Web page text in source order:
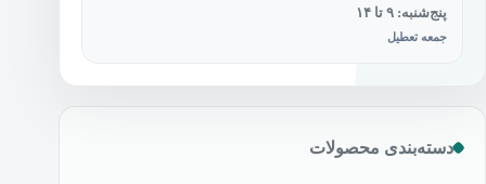
پنج‌شنبه: ۹ تا ۱۴
جمعه تعطیل
دسته‌بندی محصولات